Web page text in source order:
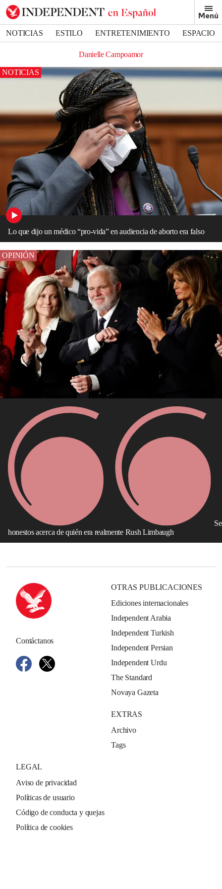
Menú
NOTICIAS ESTILO ENTRETENIMIENTO
ESPACIO
Danielle Campoamor
NOTICIAS
Lo que dijo un médico “pro-vida” en audiencia de aborto era falso
OPINIÓN
honestos acerca de quién era realmente Rush Limbaugh
Contáctanos
OTRAS PUBLICACIONES
Ediciones internacionales
Independent Arabia
Independent Turkish
Independent Persian
Independent Urdu
The Standard
Novaya Gazeta
EXTRAS
Archivo
Tags
LEGAL
Aviso de privacidad
Políticas de usuario
Código de conducta y quejas
Política de cookies